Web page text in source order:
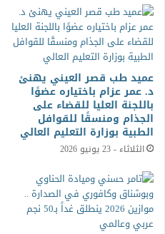
عميد طب قصر العيني يهنئ
د. عمر عزام باختياره عضوًا
باللجنة العليا للقضاء على
الجذام ومنسقًا للقوافل
الطبية بوزارة التعليم العالي
الثلاثاء - 23 يونيو 2026